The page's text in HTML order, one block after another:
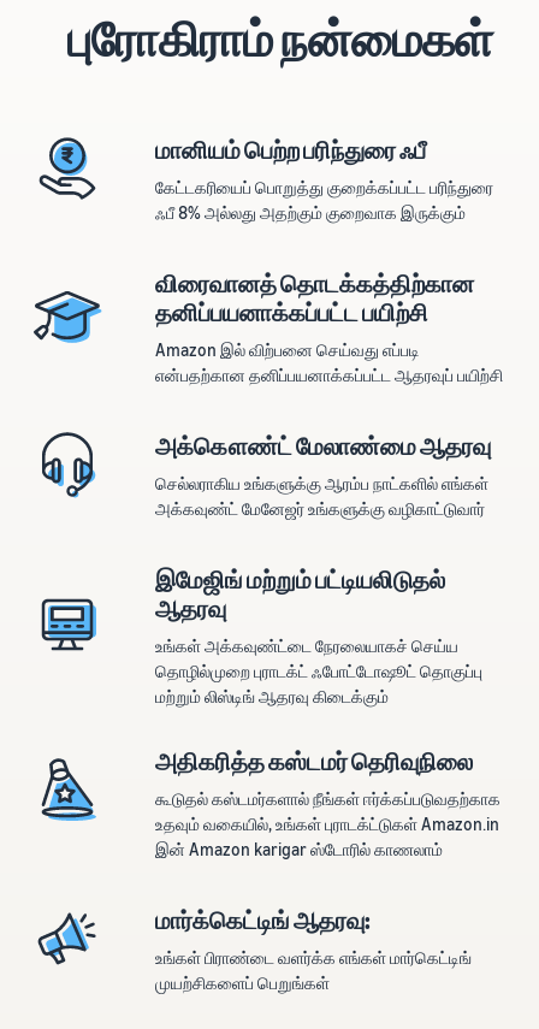
புரோகிராம் நன்மைகள்
மானியம் பெற்ற பரிந்துரை ஃபீ
கேட்டகரியைப் பொறுத்து குறைக்கப்பட்ட பரிந்துரை
ஃபீ 8% அல்லது அதற்கும் குறைவாக இருக்கும்
விரைவானத் தொடக்கத்திற்கான
தனிப்பயனாக்கப்பட்ட பயிற்சி
Amazon இல் விற்பனை செய்வது எப்படி
என்பதற்கான தனிப்பயனாக்கப்பட்ட ஆதரவுப் பயிற்சி
அக்கௌண்ட் மேலாண்மை ஆதரவு
செல்லராகிய உங்களுக்கு ஆரம்ப நாட்களில் எங்கள்
அக்கவுண்ட் மேனேஜர் உங்களுக்கு வழிகாட்டுவார்
இமேஜிங் மற்றும் பட்டியலிடுதல்
ஆதரவு
உங்கள் அக்கவுண்ட்டை நேரலையாகச் செய்ய
தொழில்முறை புராடக்ட் ஃபோட்டோஷூட் தொகுப்பு
மற்றும் லிஸ்டிங் ஆதரவு கிடைக்கும்
அதிகரித்த கஸ்டமர் தெரிவுநிலை
கூடுதல் கஸ்டமர்களால் நீங்கள் ஈர்க்கப்படுவதற்காக
உதவும் வகையில், உங்கள் புராடக்ட்டுகள் Amazon.in
இன் Amazon karigar ஸ்டோரில் காணலாம்
மார்க்கெட்டிங் ஆதரவு:
உங்கள் பிராண்டை வளர்க்க எங்கள் மார்கெட்டிங்
முயற்சிகளைப் பெறுங்கள்